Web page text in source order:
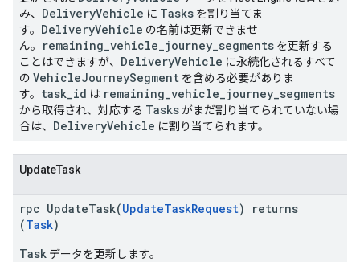
み、 DeliveryVehicle に Tasks を割り当てま
す。 DeliveryVehicle の名前は更新できませ
ん。
remaining_vehicle_journey_segments を更新する
ことはできますが、 DeliveryVehicle に永続化されるすべて
の VehicleJourneySegment を含める必要がありま
す。 task_id は remaining_vehicle_journey_segments
から取得され、対応する Tasksがまだ割り当てられていない場
合は、 DeliveryVehicle に割り当てられます。
UpdateTask
rpc UpdateTask(UpdateTaskRequest) returns
(Task)
Task データを更新します。